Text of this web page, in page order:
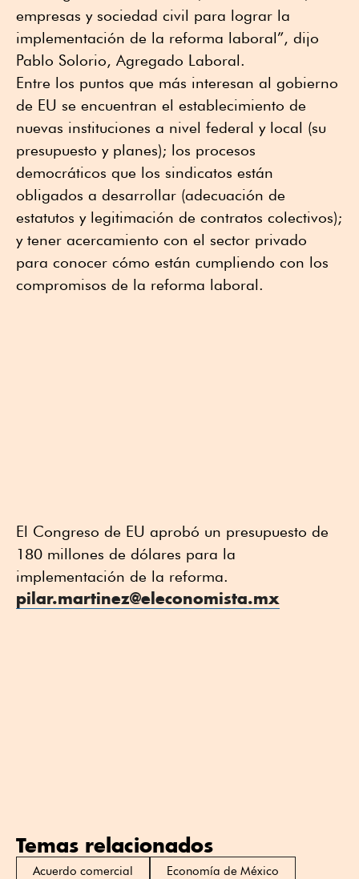
empresas y sociedad civil para lograr la
implementación de la reforma laboral”, dijo
Pablo Solorio, Agregado Laboral.
Entre los puntos que más interesan al gobierno
de EU se encuentran el establecimiento de
nuevas instituciones a nivel federal y local (su
presupuesto y planes); los procesos
democráticos que los sindicatos están
obligados a desarrollar (adecuación de
estatutos y legitimación de contratos colectivos);
y tener acercamiento con el sector privado
para conocer cómo están cumpliendo con los
compromisos de la reforma laboral.
El Congreso de EU aprobó un presupuesto de
180 millones de dólares para la
implementación de la reforma.
pilar.martinez@eleconomista.mx
Temas relacionados
Acuerdo comercial
Economía de México